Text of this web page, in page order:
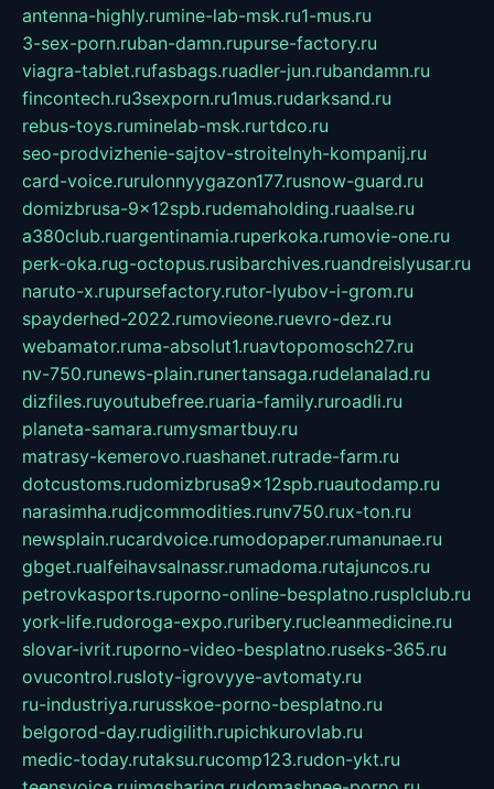
antenna-highly.rumine-lab-msk.ru1-mus.ru
3-sex-porn.ruban-damn.rupurse-factory.ru
viagra-tablet.rufasbags.ruadler-jun.rubandamn.ru
fincontech.ru3sexporn.ru1mus.rudarksand.ru
rebus-toys.ruminelab-msk.rurtdco.ru
seo-prodvizhenie-sajtov-stroitelnyh-kompanij.ru
card-voice.rurulonnyygazon177.rusnow-guard.ru
domizbrusa-9x12spb.rudemaholding.ruaalse.ru
a380club.ruargentinamia.ruperkoka.rumovie-one.ru
perk-oka.rug-octopus.rusibarchives.ruandreislyusar.ru
naruto-x.rupursefactory.rutor-lyubov-i-grom.ru
spayderhed-2022.rumovieone.ruevro-dez.ru
webamator.ruma-absolut1.ruavtopomosch27.ru
nv-750.runews-plain.runertansaga.rudelanalad.ru
dizfiles.ruyoutubefree.ruaria-family.ruroadli.ru
planeta-samara.rumysmartbuy.ru
matrasy-kemerovo.ruashanet.rutrade-farm.ru
dotcustoms.rudomizbrusa9x12spb.ruautodamp.ru
narasimha.rudjcommodities.runv750.rux-ton.ru
newsplain.rucardvoice.rumodopaper.rumanunae.ru
gbget.rualfeihavsalnassr.rumadoma.rutajuncos.ru
petrovkasports.ruporno-online-besplatno.rusplclub.ru
york-life.rudoroga-expo.ruribery.rucleanmedicine.ru
slovar-ivrit.ruporno-video-besplatno.ruseks-365.ru
ovucontrol.rusloty-igrovyye-avtomaty.ru
ru-industriya.rurusskoe-porno-besplatno.ru
belgorod-day.rudigilith.rupichkurovlab.ru
medic-today.rutaksu.rucomp123.rudon-ykt.ru